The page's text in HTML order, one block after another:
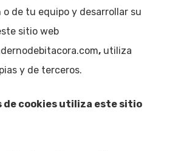
o de tu equipo y desarrollar su
sitio web
, utiliza
y de terceros.
de cookies utiliza este sitio